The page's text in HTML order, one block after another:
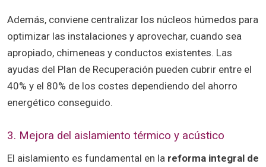
Además, conviene centralizar los núcleos húmedos para
optimizar las instalaciones y aprovechar, cuando sea
apropiado, chimeneas y conductos existentes. Las
ayudas del Plan de Recuperación pueden cubrir entre el
40% y el 80% de los costes dependiendo del ahorro
energético conseguido.
3. Mejora del aislamiento térmico y acústico
El aislamiento es fundamental en la reforma integral de